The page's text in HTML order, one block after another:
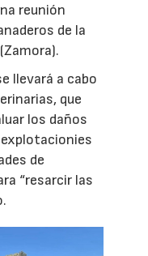
reunión
de la
llevará a cabo
que
los daños
de
“resarcir las